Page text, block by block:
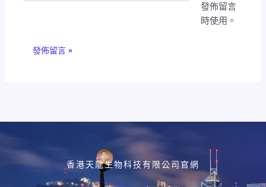
發佈留言
時使用。
香港天龍生物科技有限公司官網